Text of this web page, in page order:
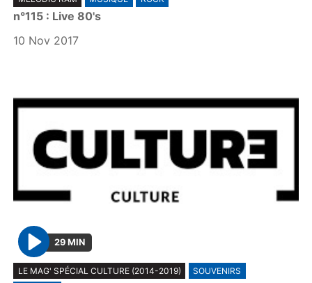
l
a
y
n°115 : Live 80's
10 Nov 2017
P
l
29 MIN
LE MAG' SPÉCIAL CULTURE (2014-2019)
SOUVENIRS